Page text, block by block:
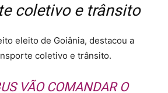
coletivo e trânsito
eleito de Goiânia, destacou a
coletivo e trânsito.
VÃO COMANDAR O